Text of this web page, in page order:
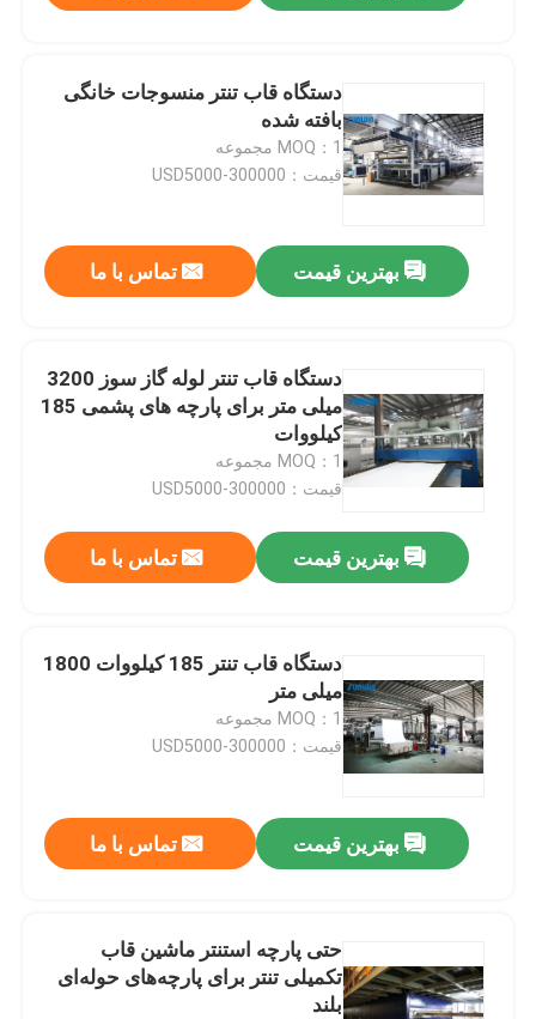
دستگاه قاب تنتر منسوجات خانگی
بافته شده
MOQ：1 مجموعه
قیمت：USD5000-300000
بهترین قیمت تماس با ما
دستگاه قاب تنتر لوله گاز سوز 3200
میلی متر برای پارچه های پشمی 185
کیلووات
MOQ：1 مجموعه
قیمت：USD5000-300000
بهترین قیمت تماس با ما
دستگاه قاب تنتر 185 کیلووات 1800
میلی متر
MOQ：1 مجموعه
قیمت：USD5000-300000
بهترین قیمت تماس با ما
حتی پارچه استنتر ماشین قاب
تکمیلی تنتر برای پارچه‌های حوله‌ای
بلند